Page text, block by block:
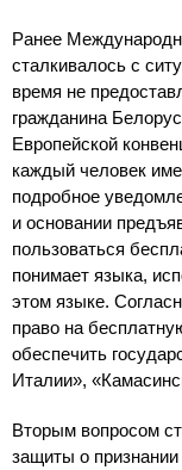
Ранее
сталкивалось с
время не
гражданина
Европейской
каждый человек
подробное
и основании
пользоваться
понимает языка,
этом языке.
право на
обеспечить
Италии»,
Вторым вопросом
защиты о